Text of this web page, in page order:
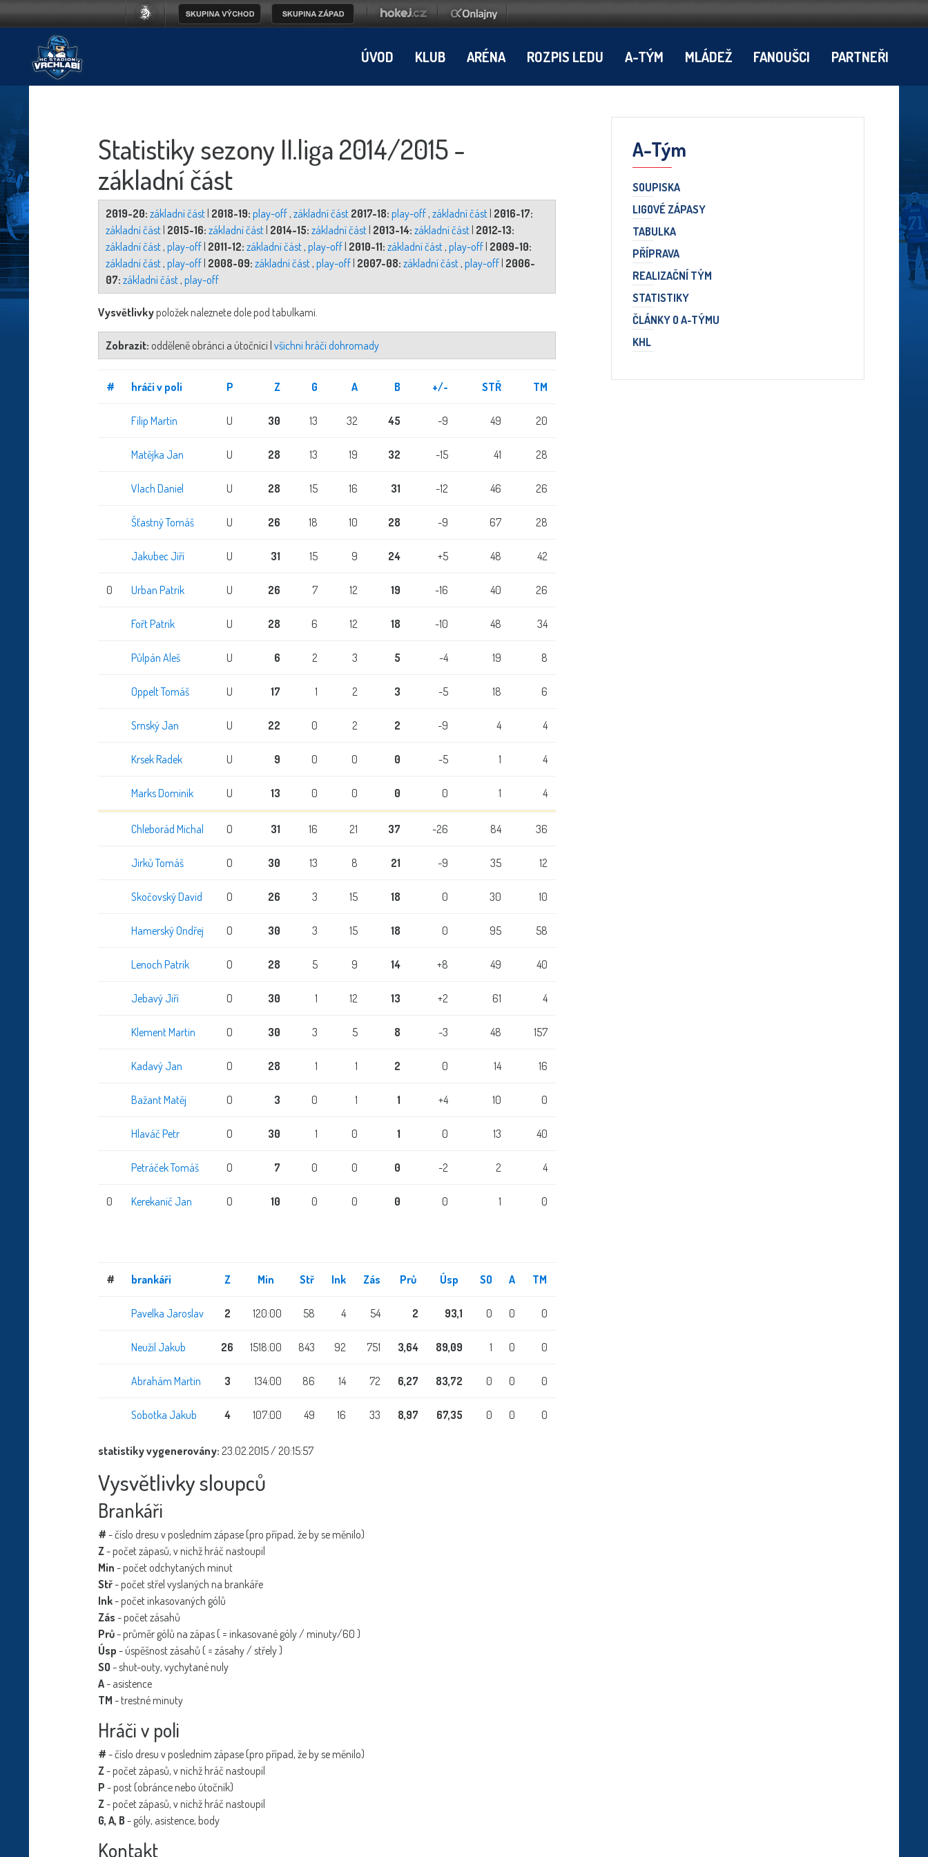
ÚVOD KLUB ARÉNA ROZPIS LEDU A-TÝM MLÁDEŽ FANOUŠCI PARTNEŘI
Statistiky sezony II.liga 2014/2015 -
základní část
2019-20: základní část | 2018-19: play-off, základní část 2017-18: play-off, základní část | 2016-17:
základní část | 2015-16: základní část | 2014-15: základní část | 2013-14: základní část | 2012-13:
základní část, play-off | 2011-12: základní část, play-off | 2010-11: základní část, play-off | 2009-10:
základní část, play-off | 2008-09: základní část, play-off | 2007-08: základní část, play-off | 2006-
07: základní část, play-off
Vysvětlivky položek naleznete dole pod tabulkami.
Zobrazit: odděleně obránci a útočníci | všichni hráči dohromady
# hráči v poli P Z G A B +/- STŘ TM
Filip Martin U 30 13 32 45 -9 49 20
Matějka Jan U 28 13 19 32 -15 41 28
Vlach Daniel U 28 15 16 31 -12 46 26
Šťastný Tomáš U 26 18 10 28 -9 67 28
Jakubec Jiří U 31 15 9 24 +5 48 42
0 Urban Patrik U 26 7 12 19 -16 40 26
Fořt Patrik U 28 6 12 18 -10 48 34
Půlpán Aleš U 6 2 3 5 -4 19 8
Oppelt Tomáš U 17 1 2 3 -5 18 6
Srnský Jan U 22 0 2 2 -9 4 4
Krsek Radek U 9 0 0 0 -5 1 4
Marks Dominik U 13 0 0 0 0 1 4
Chleborád Michal O 31 16 21 37 -26 84 36
Jirků Tomáš O 30 13 8 21 -9 35 12
Skočovský David O 26 3 15 18 0 30 10
Hamerský Ondřej O 30 3 15 18 0 95 58
Lenoch Patrik O 28 5 9 14 +8 49 40
Jebavý Jiří O 30 1 12 13 +2 61 4
Klement Martin O 30 3 5 8 -3 48 157
Kadavý Jan O 28 1 1 2 0 14 16
Bažant Matěj O 3 0 1 1 +4 10 0
Hlaváč Petr O 30 1 0 1 0 13 40
Petráček Tomáš O 7 0 0 0 -2 2 4
0 Kerekanič Jan O 10 0 0 0 0 1 0
# brankáři Z Min Stř Ink Zás Prů Úsp SO A TM
Pavelka Jaroslav 2 120:00 58 4 54 2 93,1 0 0 0
Neužil Jakub 26 1518:00 843 92 751 3,64 89,09 1 0 0
Abrahám Martin 3 134:00 86 14 72 6,27 83,72 0 0 0
Sobotka Jakub 4 107:00 49 16 33 8,97 67,35 0 0 0
statistiky vygenerovány: 23.02.2015 / 20:15:57
Vysvětlivky sloupců
Brankáři
# - číslo dresu v posledním zápase (pro případ, že by se měnilo)
Z- počet zápasů, v nichž hráč nastoupil
Min - počet odchytaných minut
Stř- počet střel vyslaných na brankáře
Ink- počet inkasovaných gólů
Zás - počet zásahů
Prů- průměr gólů na zápas ( = inkasované góly / minuty/60 )
Úsp - úspěšnost zásahů ( = zásahy / střely )
SO - shut-outy, vychytané nuly
A- asistence
TM - trestné minuty
Hráči v poli
# - číslo dresu v posledním zápase (pro případ, že by se měnilo)
Z- počet zápasů, v nichž hráč nastoupil
P - post (obránce nebo útočník)
Z- počet zápasů, v nichž hráč nastoupil
G, A, B - góly, asistence, body
Kontakt
A-Tým
SOUPISKA
LIGOVÉ ZÁPASY
TABULKA
PŘÍPRAVA
REALIZAČNÍ TÝM
STATISTIKY
ČLÁNKY O A-TÝMU
KHL